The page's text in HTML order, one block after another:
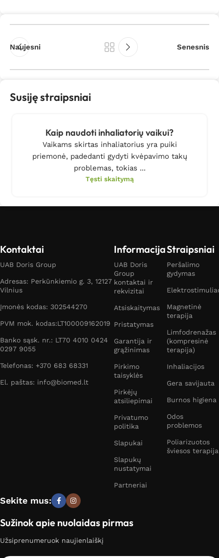
Naujesni Senesnis
Susiję straipsniai
Kaip naudoti inhaliatorių vaikui?
Vaikams skirtas inhaliatorius yra puiki
priemonė, padedanti gydyti kvėpavimo takų
problemas, tokias ...
Tęsti skaitymą
Kontaktai
UAB Doris Group
Adresas: Perkūnkiemio g. 3, 12127
Vilnius
Įmonės kodas: 302544270
PVM mok. kodas:LT100009162019
Banko sąsk. nr.: LT70 4010 0424
0297 9055
Telefonas: +370 683 68331
El. paštas: info@biomed.lt
Informacija
UAB Doris
Group
kontaktai ir
rekvizitai
Atsiskaitymas
Pristatymas
Garantija ir
grąžinimas
Pirkimo
taisyklės
Pirkėjų
atsiliepimai
Privatumo
politika
Slapukai
Slapukų
nustatymai
Partneriai
Straipsniai
Peršalimo
gydymas
Magnetinė
terapija
Limfodrenažas
(kompresinė
terapija)
Inhaliacijos
Gera savijauta
Burnos higiena
Odos
problemos
Poliarizuotos
šviesos terapija
Sekite mus:
Sužinok apie nuolaidas pirmas
Užsiprenumeruok naujienlaiškį